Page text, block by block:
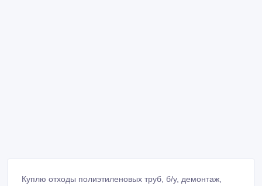
Куплю отходы полиэтиленовых труб, б/у, демонтаж,